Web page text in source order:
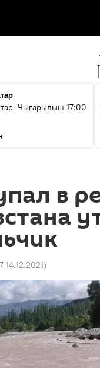
Чыгарылыш 17:00
в
14.12.2021)